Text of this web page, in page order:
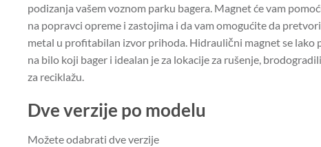
podizanja vašem voznom parku bagera. Magnet će vam
na popravci opreme i zastojima i da vam omogućite da
metal u profitabilan izvor prihoda. Hidraulični magnet se lako
na bilo koji bager i idealan je za lokacije za rušenje,
za reciklažu.
Dve verzije po modelu
Možete odabrati dve verzije